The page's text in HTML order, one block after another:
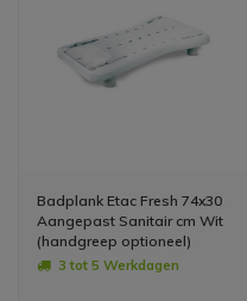
Badplank Etac Fresh 74x30
Aangepast Sanitair cm Wit
(handgreep optioneel)
3 tot 5 Werkdagen